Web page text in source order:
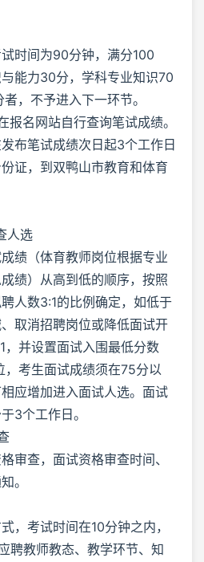
时间为90分钟，满分100
能力30分，学科专业知识70
，不予进入下一环节。
报名网站自行查询笔试成绩。
布笔试成绩次日起3个工作日
证，到双鸭山市教育和体育
人选
绩（体育教师岗位根据专业
绩）从高到低的顺序，按照
人数3:1的比例确定，如低于
取消招聘岗位或降低面试开
，并设置面试入围最低分数
，考生面试成绩须在75分以
应增加进入面试人选。面试
3个工作日。
审查，面试资格审查时间、
。
，考试时间在10分钟之内，
聘教师教态、教学环节、知